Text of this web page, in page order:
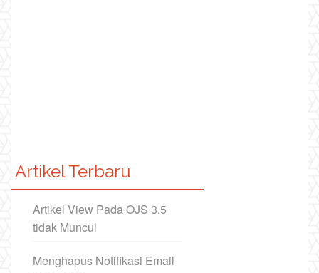
Artikel Terbaru
Artikel View Pada OJS 3.5
tidak Muncul
Menghapus Notifikasi Email